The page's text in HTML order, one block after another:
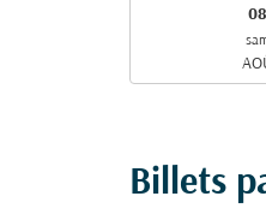
08
Billets